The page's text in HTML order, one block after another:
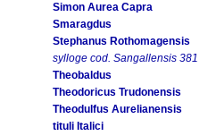
Simon Aurea Capra
Smaragdus
Stephanus Rothomagensis
sylloge cod. Sangallensis 381
Theobaldus
Theodoricus Trudonensis
Theodulfus Aurelianensis
tituli Italici